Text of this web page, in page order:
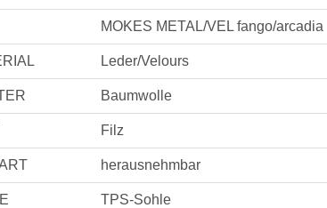
MOKES METAL/VEL fango/arcadia
Leder/Velours
Baumwolle
Filz
herausnehmbar
TPS-Sohle